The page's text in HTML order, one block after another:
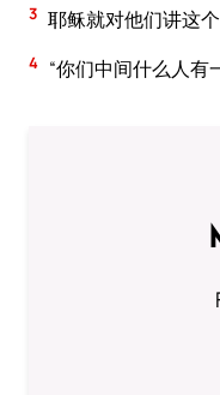
3 耶稣就对他们讲这
4 “你们中间什么人